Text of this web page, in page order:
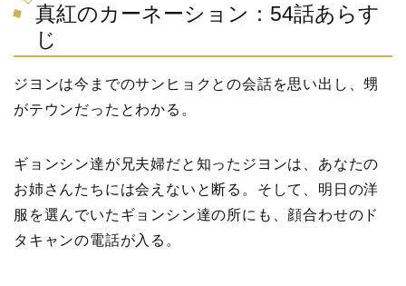
真紅のカーネーション：54話あらす
じ
ジヨンは今までのサンヒョクとの会話を思い出し、甥
がテウンだったとわかる。
ギョンシン達が兄夫婦だと知ったジヨンは、あなたの
お姉さんたちには会えないと断る。そして、明日の洋
服を選んでいたギョンシン達の所にも、顔合わせのド
タキャンの電話が入る。